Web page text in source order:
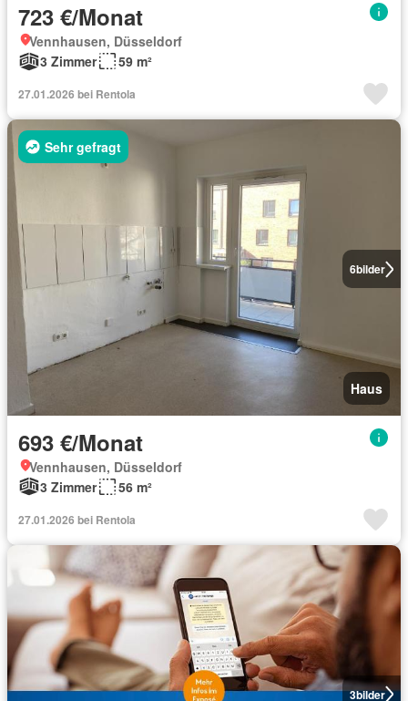
723 €/Monat
Vennhausen, Düsseldorf
3 Zimmer
59 m²
27.01.2026 bei Rentola
6bilder
Sehr gefragt
Haus
693 €/Monat
Vennhausen, Düsseldorf
3 Zimmer
56 m²
27.01.2026 bei Rentola
3bilder